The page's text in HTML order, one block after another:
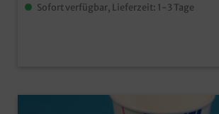
Sofort verfügbar, Lieferzeit: 1-3 Tage